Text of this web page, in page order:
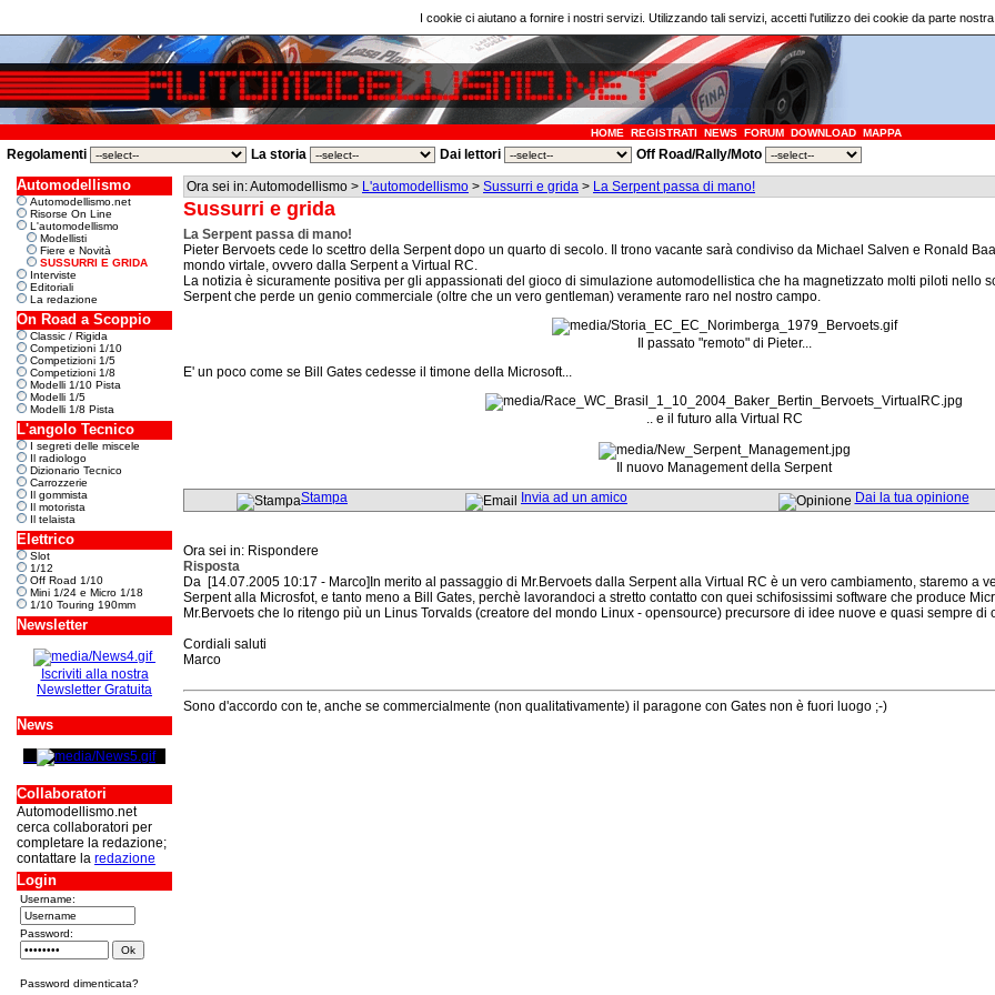
I cookie ci aiutano a fornire i nostri servizi. Utilizzando tali servizi, accetti l'utilizzo dei cookie da parte
HOME REGISTRATI NEWS FORUM DOWNLOAD MAPPA
Regolamenti La storia Dai lettori Off Road/Rally/Moto
Automodellismo
Automodellismo.net
Risorse On Line
L'automodellismo
Modellisti
Fiere e Novità
SUSSURRI E GRIDA
Interviste
Editoriali
La redazione
On Road a Scoppio
Classic / Rigida
Competizioni 1/10
Competizioni 1/5
Competizioni 1/8
Modelli 1/10 Pista
Modelli 1/5
Modelli 1/8 Pista
L'angolo Tecnico
I segreti delle miscele
Il radiologo
Dizionario Tecnico
Carrozzerie
Il gommista
Il motorista
Il telaista
Elettrico
Slot
1/12
Off Road 1/10
Mini 1/24 e Micro 1/18
1/10 Touring 190mm
Newsletter
Iscriviti alla nostra
Newsletter Gratuita
News
Collaboratori
Automodellismo.net
cerca collaboratori per
completare la redazione;
contattare la redazione
Login
Username:
Password:
Password dimenticata?
Ora sei in: Automodellismo > L'automodellismo > Sussurri e grida > La Serpent passa di mano!
Sussurri e grida
La Serpent passa di mano!
Pieter Bervoets cede lo scettro della Serpent dopo un quarto di secolo. Il trono vacante sarà condiviso da Michael Salven e Ronald
mondo virtale, ovvero dalla Serpent a Virtual RC.
La notizia è sicuramente positiva per gli appassionati del gioco di simulazione automodellistica che ha magnetizzato molti piloti nello
Serpent che perde un genio commerciale (oltre che un vero gentleman) veramente raro nel nostro campo.
Il passato "remoto" di Pieter...
E' un poco come se Bill Gates cedesse il timone della Microsoft...
.. e il futuro alla Virtual RC
Il nuovo Management della Serpent
Stampa
Invia ad un amico Dai la tua opinione
Ora sei in: Rispondere
Risposta
Da [14.07.2005 10:17 - Marco]In merito al passaggio di Mr.Bervoets dalla Serpent alla Virtual RC è un vero cambiamento, staremo a
Serpent alla Microsfot, e tanto meno a Bill Gates, perchè lavorandoci a stretto contatto con quei schifosissimi software che produce
Mr.Bervoets che lo ritengo più un Linus Torvalds (creatore del mondo Linux - opensource) precursore di idee nuove e quasi sempre
Cordiali saluti
Marco
Sono d'accordo con te, anche se commercialmente (non qualitativamente) il paragone con Gates non è fuori luogo ;-)